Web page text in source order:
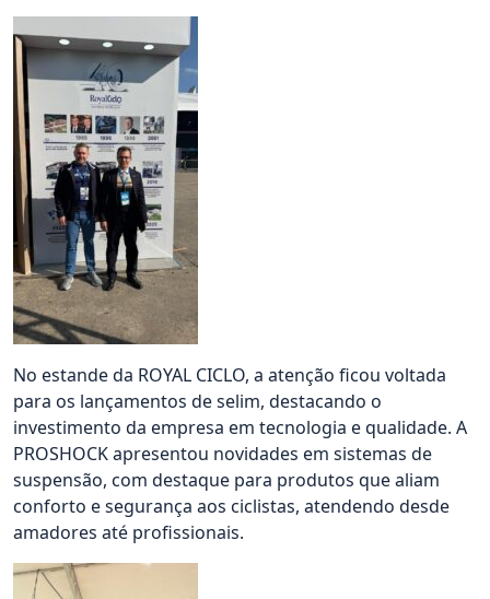
No estande da ROYAL CICLO, a atenção ficou voltada
para os lançamentos de selim, destacando o
investimento da empresa em tecnologia e qualidade. A
PROSHOCK apresentou novidades em sistemas de
suspensão, com destaque para produtos que aliam
conforto e segurança aos ciclistas, atendendo desde
amadores até profissionais.